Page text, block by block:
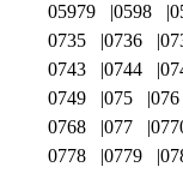
05979
0598
0735
0736
0743
0744
0749
075 076
0768
077
0778
0779